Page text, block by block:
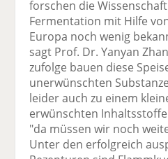
forschen die
Fermentation mit Hilfe
Europa noch wenig
sagt Prof. Dr. Yanyan
zufolge bauen diese
unerwünschten
leider auch zu einem
erwünschten
"da müssen wir noch
Unter den erfolgreich